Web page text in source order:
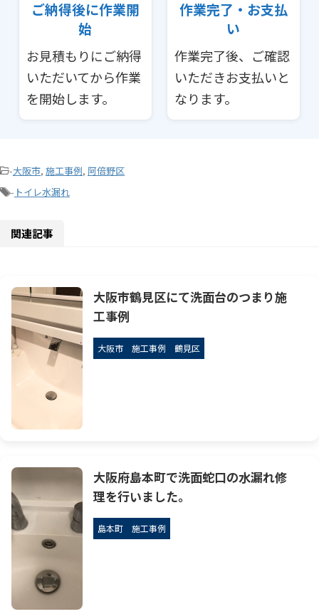
ご納得後に作業開
始
お見積もりにご納得
いただいてから作業
を開始します。
作業完了・お支払
い
作業完了後、ご確認
いただきお支払いと
なります。
-大阪市, 施工事例, 阿倍野区
- トイレ水漏れ
関連記事
大阪市鶴見区にて洗面台のつまり施
工事例
大阪市 施工事例 鶴見区
大阪府島本町で洗面蛇口の水漏れ修
理を行いました。
島本町 施工事例